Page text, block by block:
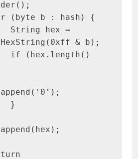
& b);